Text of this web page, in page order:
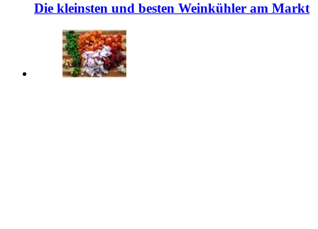
Die kleinsten und besten Weinkühler am Markt